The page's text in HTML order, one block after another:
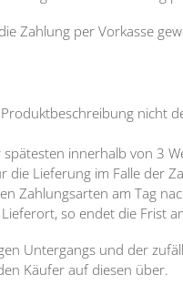
Zahlung per Vorkasse
nicht
innerhalb von 3
die Lieferung im Falle der
Zahlungsarten am Tag
so endet die Frist
Untergangs und der
Käufer auf diesen über.